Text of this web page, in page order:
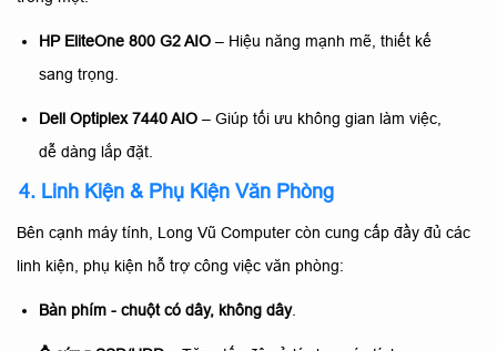
HP EliteOne 800 G2 AIO – Hiệu năng mạnh mẽ, thiết kế
sang trọng.
Dell Optiplex 7440 AIO – Giúp tối ưu không gian làm việc,
dễ dàng lắp đặt.
4. Linh Kiện & Phụ Kiện Văn Phòng
Bên cạnh máy tính, Long Vũ Computer còn cung cấp đầy đủ các
linh kiện, phụ kiện hỗ trợ công việc văn phòng:
Bàn phím - chuột có dây, không dây.